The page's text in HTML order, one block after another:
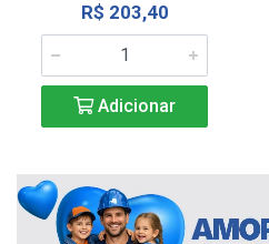
R$ 203,40
Adicionar